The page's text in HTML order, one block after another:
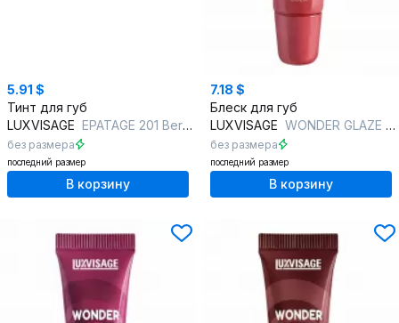
5.91 $
Тинт для губ
LUXVISAGE EPATAGE 201 Berry Pink
без размера
последний размер
В корзину
7.18 $
Блеск для губ
LUXVISAGE WONDER GLAZE volume & care 104 CHERRY COLA
без размера
последний размер
В корзину